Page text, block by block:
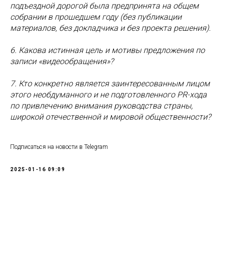
подъездной дорогой была предпринята на общем
собрании в прошедшем году (без публикации
материалов, без докладчика и без проекта решения).
6. Какова истинная цель и мотивы предложения по
записи «видеообращения»?
7. Кто конкретно является заинтересованным лицом
этого необдуманного и не подготовленного PR-хода
по привлечению внимания руководства страны,
широкой отечественной и мировой общественности?
Подписаться на новости в Telegram
2025-01-16 09:09